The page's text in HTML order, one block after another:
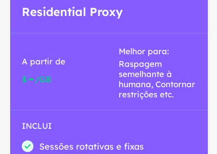
Residential Proxy
A partir de
$- /GB
Melhor para:
Raspagem
semelhante à
humana, Contornar
restrições etc.
INCLUI
Sessões rotativas e fixas